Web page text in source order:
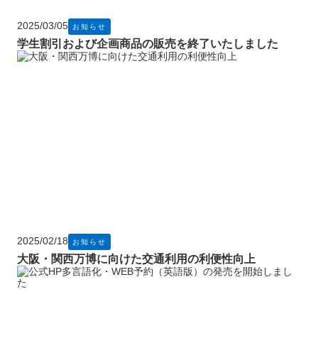
2025/03/05 お知らせ
学生割引および企画商品の販売を終了いたしました
2025/02/18 お知らせ
大阪・関西万博に向けた交通利用の利便性向上